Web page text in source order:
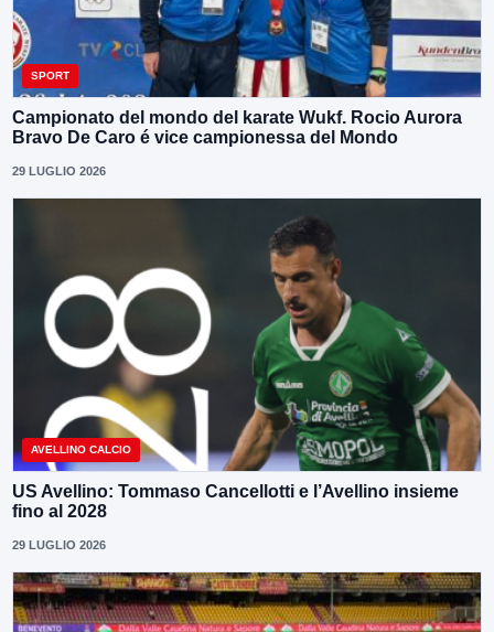
SPORT
Campionato del mondo del karate Wukf. Rocio Aurora
Bravo De Caro é vice campionessa del Mondo
29 LUGLIO 2026
AVELLINO CALCIO
US Avellino: Tommaso Cancellotti e l’Avellino insieme
fino al 2028
29 LUGLIO 2026